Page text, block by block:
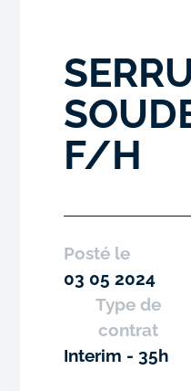
F/H
Posté le
03 05 2024
Type de
contrat
Interim - 35h